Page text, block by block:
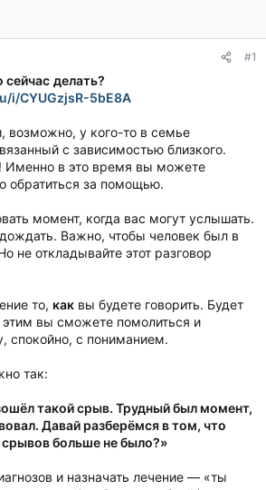
#1
сейчас делать?
i/CYUGzjsR-5bE8A
возможно, у кого-то в семье
с зависимостью близкого.
Именно в это время вы можете
обратиться за помощью.
момент, когда вас могут услышать.
Важно, чтобы человек был в
не откладывайте этот разговор
то, как вы будете говорить. Будет
вы сможете помолиться и
спокойно, с пониманием.
так:
такой срыв. Трудный был момент,
Давай разберёмся в том, что
больше не было?»
и назначать лечение — «ты